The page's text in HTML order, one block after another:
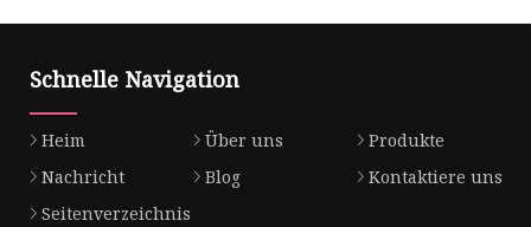
Schnelle Navigation
Heim Über uns
Produkte
Nachricht
Blog
Kontaktiere uns
Seitenverzeichnis